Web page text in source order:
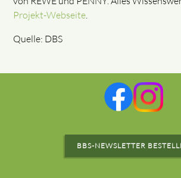
Projekt-Webseite.
Quelle: DBS
BBS-NEWSLETTER